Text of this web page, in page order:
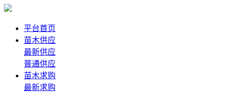
平台首页
苗木供应
最新供应
普通供应
苗木求购
最新求购